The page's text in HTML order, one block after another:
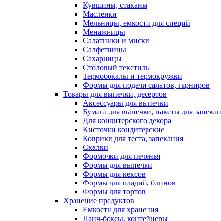
Кувшины, стаканы
Масленки
Мельницы, емкости для специй
Менажницы
Салатники и миски
Салфетницы
Сахарницы
Столовый текстиль
Термобокалы и термокружки
Формы для подачи салатов, гарниров
Товары для выпечки, десертов
Аксессуары для выпечки
Бумага для выпечки, пакеты для
Для кондитерского декора
Кисточки кондитерские
Коврики для теста, запекания
Скалки
Формочки для печенья
Формы для выпечки
Формы для кексов
Формы для оладий, блинов
Формы для тортов
Хранение продуктов
Емкости для хранения
Ланч-боксы, контейнеры